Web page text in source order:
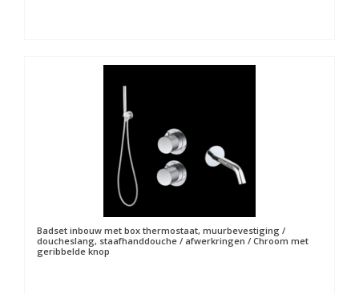
Badset inbouw met box thermostaat, muurbevestiging /
doucheslang, staafhanddouche / afwerkringen / Chroom met
geribbelde knop